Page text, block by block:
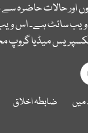
اور حالات حاضرہ
سائٹ ہے۔ اس ویب
میڈیا گروپ
ضابطہ اخلاق